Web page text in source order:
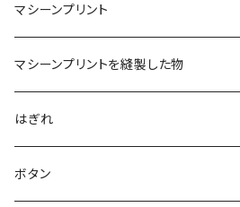
マシーンプリント
マシーンプリントを縫製した物
アロハシャツ
2018
ドレスシャツ
はぎれ
ボタン